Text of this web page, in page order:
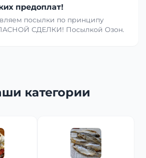
предоплат!
посылки по принципу
СДЕЛКИ! Посылкой Озон.
категории